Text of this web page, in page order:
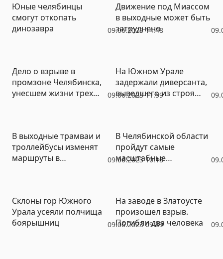
09.06.2023 14:48
Юные челябинцы
смогут откопать
динозавра
Движение под Миассом
в выходные может быть
затруднено
09.06.2023 11:59
Дело о взрыве в
промзоне Челябинска,
унесшем жизни трех
На Южном Урале
задержали диверсанта,
выведшего из строя
09.06.2023 10:18
В выходные трамваи и
троллейбусы изменят
маршруты в
В Челябинской области
пройдут самые
масштабные
09.06.2023 09:39
Склоны гор Южного
Урала усеяли полчища
боярышниц
На заводе в Златоусте
произошел взрыв.
Погибли два человека